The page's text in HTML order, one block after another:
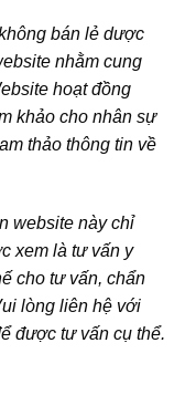
bán lẻ dược
nhằm cung
hoạt đồng
khảo cho nhân sự
thảo thông tin về
website này chỉ
xem là tư vấn y
cho tư vấn, chẩn
lòng liên hệ với
được tư vấn cụ thể.